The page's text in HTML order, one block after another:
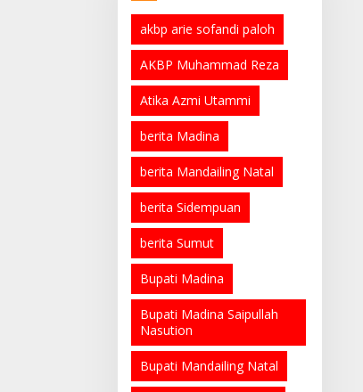
akbp arie sofandi paloh
AKBP Muhammad Reza
Atika Azmi Utammi
berita Madina
berita Mandailing Natal
berita Sidempuan
berita Sumut
Bupati Madina
Bupati Madina Saipullah
Nasution
Bupati Mandailing Natal